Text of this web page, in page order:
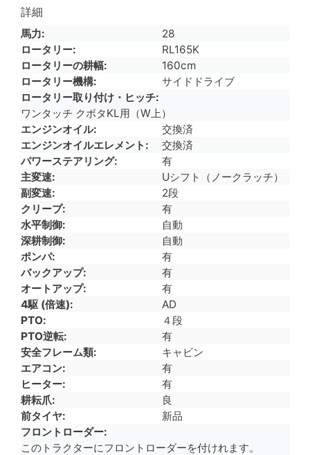
詳細
馬力
28
ロータリー
RL165K
ロータリーの耕幅
160cm
ロータリー機構
サイドドライブ
ロータリー取り付け・ヒッチ
ワンタッチ クボタKL用（W上）
エンジンオイル
交換済
エンジンオイルエレメント
交換済
パワーステアリング
有
主変速
Uシフト（ノークラッチ）
副変速
2段
クリープ
有
水平制御
自動
深耕制御
自動
ポンパ
有
バックアップ
有
オートアップ
有
4駆 (倍速)
AD
PTO
４段
PTO逆転
有
安全フレーム類
キャビン
エアコン
有
ヒーター
有
耕耘爪
良
前タイヤ
新品
フロントローダー
このトラクターにフロントローダーを付けれます。